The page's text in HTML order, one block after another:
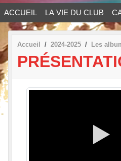
ACCUEIL LA VIE DU CLUB
Accueil 2024-2025 Les